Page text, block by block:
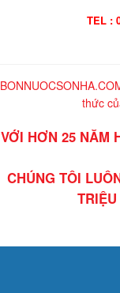
TEL :
thức
VỚI HƠN 25 NĂM
CHÚNG TÔI